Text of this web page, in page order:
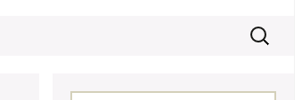
Buscar: